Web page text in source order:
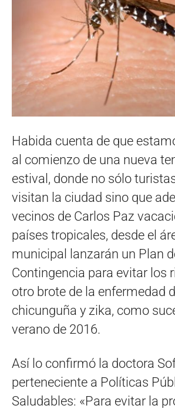
Habida cuenta de que
al comienzo de una nueva
estival, donde no sólo
visitan la ciudad sino que
vecinos de Carlos Paz
países tropicales, desde el
municipal lanzarán un Plan
Contingencia para evitar los
otro brote de la enfermedad
chicunguña y zika, como
verano de 2016.
Así lo confirmó la doctora
perteneciente a Políticas
Saludables: «Para evitar la